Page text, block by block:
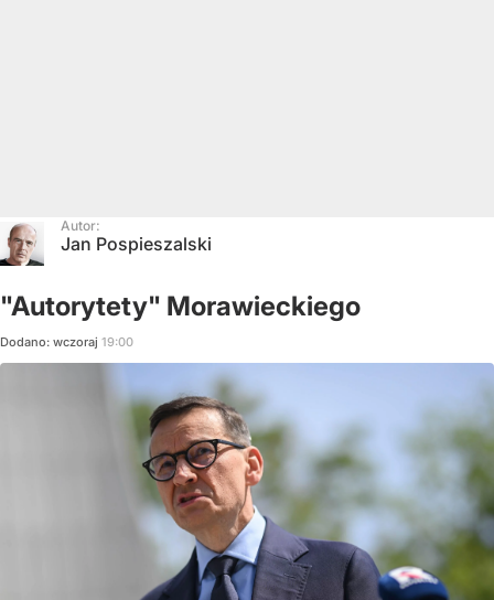
Autor:
Jan Pospieszalski
"Autorytety" Morawieckiego
Dodano: wczoraj 19:00